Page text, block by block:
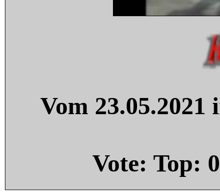
Vom
Vote: Top: 0